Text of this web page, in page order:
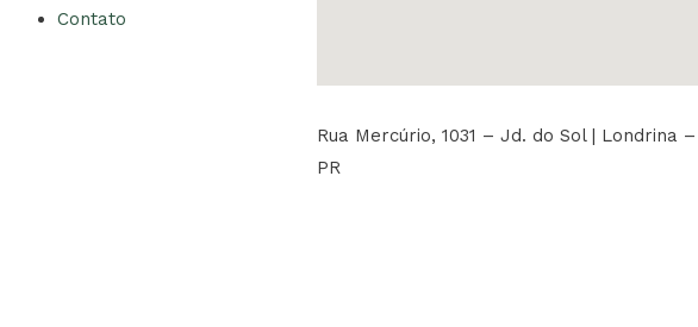
Contato
Rua Mercúrio, 1031 – Jd. do Sol | Londrina –
PR